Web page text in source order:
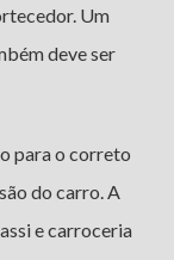
Um
deve ser
para o correto
do carro. A
e carroceria